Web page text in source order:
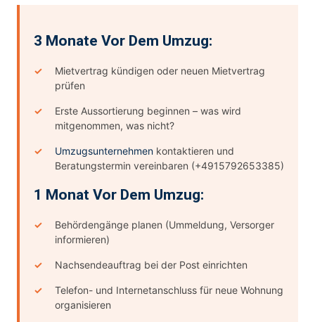
3 Monate Vor Dem Umzug:
Mietvertrag kündigen oder neuen Mietvertrag
prüfen
Erste Aussortierung beginnen – was wird
mitgenommen, was nicht?
Umzugsunternehmen kontaktieren und
Beratungstermin vereinbaren (+4915792653385)
1 Monat Vor Dem Umzug:
Behördengänge planen (Ummeldung, Versorger
informieren)
Nachsendeauftrag bei der Post einrichten
Telefon- und Internetanschluss für neue Wohnung
organisieren